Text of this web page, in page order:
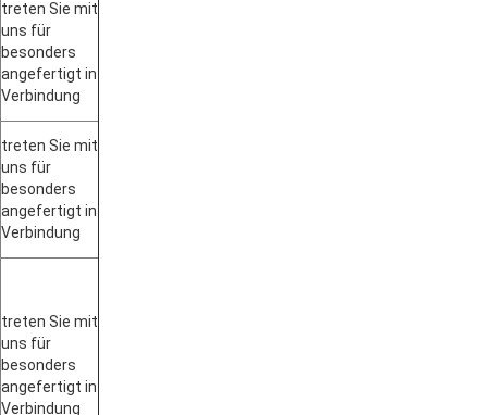
treten Sie mit
uns für
besonders
angefertigt in
Verbindung
treten Sie mit
uns für
besonders
angefertigt in
Verbindung
treten Sie mit
uns für
besonders
angefertigt in
Verbindung